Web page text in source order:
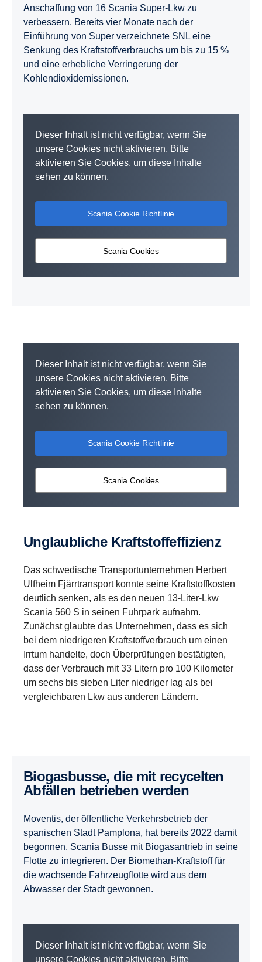
Anschaffung von 16 Scania Super-Lkw zu
verbessern. Bereits vier Monate nach der
Einführung von Super verzeichnete SNL eine
Senkung des Kraftstoffverbrauchs um bis zu 15 %
und eine erhebliche Verringerung der
Kohlendioxidemissionen.
Dieser Inhalt ist nicht verfügbar, wenn Sie
unsere Cookies nicht aktivieren. Bitte
aktivieren Sie Cookies, um diese Inhalte
sehen zu können.
Scania Cookie Richtlinie
Scania Cookies
Dieser Inhalt ist nicht verfügbar, wenn Sie
unsere Cookies nicht aktivieren. Bitte
aktivieren Sie Cookies, um diese Inhalte
sehen zu können.
Scania Cookie Richtlinie
Scania Cookies
Unglaubliche Kraftstoffeffizienz
Das schwedische Transportunternehmen Herbert
Ulfheim Fjärrtransport konnte seine Kraftstoffkosten
deutlich senken, als es den neuen 13-Liter-Lkw
Scania 560 S in seinen Fuhrpark aufnahm.
Zunächst glaubte das Unternehmen, dass es sich
bei dem niedrigeren Kraftstoffverbrauch um einen
Irrtum handelte, doch Überprüfungen bestätigten,
dass der Verbrauch mit 33 Litern pro 100 Kilometer
um sechs bis sieben Liter niedriger lag als bei
vergleichbaren Lkw aus anderen Ländern.
Biogasbusse, die mit recycelten
Abfällen betrieben werden
Moventis, der öffentliche Verkehrsbetrieb der
spanischen Stadt Pamplona, hat bereits 2022 damit
begonnen, Scania Busse mit Biogasantrieb in seine
Flotte zu integrieren. Der Biomethan-Kraftstoff für
die wachsende Fahrzeugflotte wird aus dem
Abwasser der Stadt gewonnen.
Dieser Inhalt ist nicht verfügbar, wenn Sie
unsere Cookies nicht aktivieren. Bitte